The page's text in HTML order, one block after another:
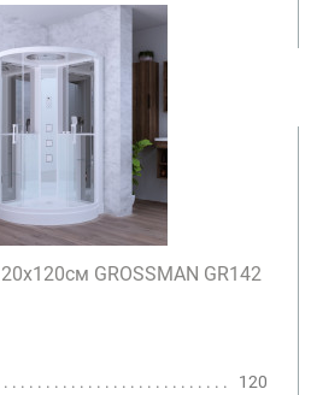
GROSSMAN GR142
120